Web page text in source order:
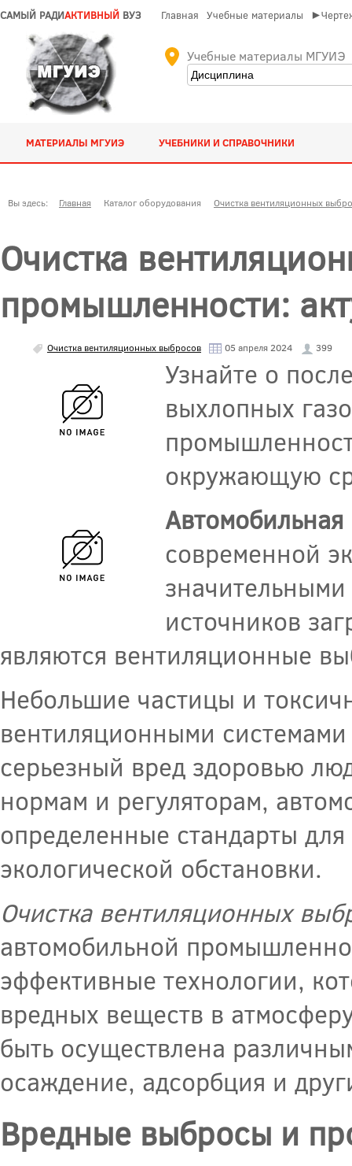
САМЫЙ РАДИАКТИВНЫЙ ВУЗ Главная Учебные материалы
Учебные материалы МГУИЭ
МАТЕРИАЛЫ МГУИЭ УЧЕБНИКИ И СПРАВОЧНИКИ
Вы здесь: Главная Каталог оборудования Очистка вентиляционных
Очистка
промышленности:
Очистка вентиляционных выбросов 05 апреля 2024 399
Узнайте о
выхлопных
окружающую
современной
источников
являются вентиляционные
Небольшие частицы и
вентиляционными
серьезный вред здоровью
нормам и регуляторам,
определенные стандарты
экологической обстановки.
Очистка вентиляционных
автомобильной
эффективные технологии,
вредных веществ в
быть осуществлена
осаждение, адсорбция и
Вредные выбросы и